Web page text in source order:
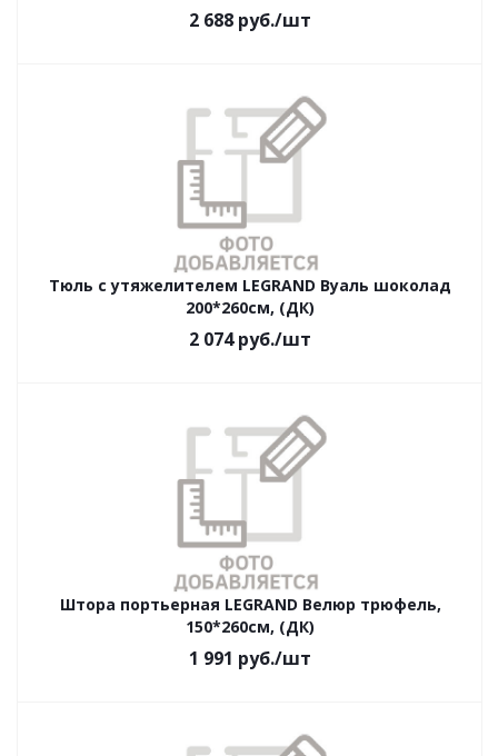
2 688 руб./шт
Тюль с утяжелителем LEGRAND Вуаль шоколад
200*260см, (ДК)
2 074руб./шт
Штора портьерная LEGRAND Велюр трюфель,
150*260см, (ДК)
1 991 руб./шт